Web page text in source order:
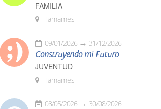
FAMILIA
Tamames
09/01/2026 31/12/2026
Construyendo mi Futuro
JUVENTUD
Tamames
08/05/2026 30/08/2026